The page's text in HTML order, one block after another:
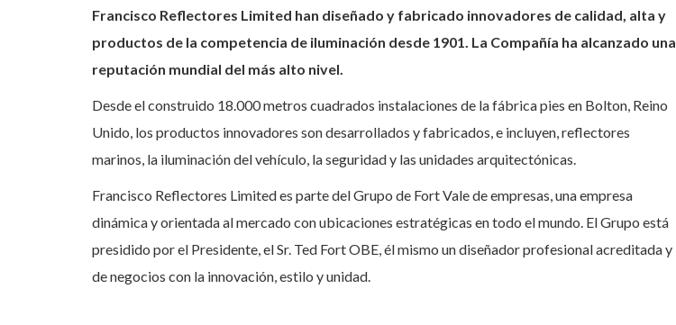
Francisco Reflectores Limited han diseñado y fabricado innovadores de calidad, alta y
productos de la competencia de iluminación desde 1901. La Compañía ha alcanzado una
reputación mundial del más alto nivel.
Desde el construido 18.000 metros cuadrados instalaciones de la fábrica pies en Bolton, Reino
Unido, los productos innovadores son desarrollados y fabricados, e incluyen, reflectores
marinos, la iluminación del vehículo, la seguridad y las unidades arquitectónicas.
Francisco Reflectores Limited es parte del Grupo de Fort Vale de empresas, una empresa
dinámica y orientada al mercado con ubicaciones estratégicas en todo el mundo. El Grupo está
presidido por el Presidente, el Sr. Ted Fort OBE, él mismo un diseñador profesional acreditada y
de negocios con la innovación, estilo y unidad.